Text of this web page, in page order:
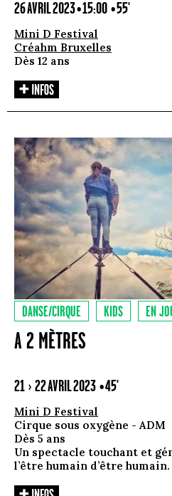
26 AVRIL 2023 • 15:00 • 55'
Mini D Festival
Créahm Bruxelles
Dès 12 ans
DANSE/CIRQUE KIDS EN
A 2 MÈTRES
21 › 22 AVRIL 2023 • 45'
Mini D Festival
Cirque sous oxygène - ADM
Dès 5 ans
Un spectacle touchant et
l’être humain d’être humain.